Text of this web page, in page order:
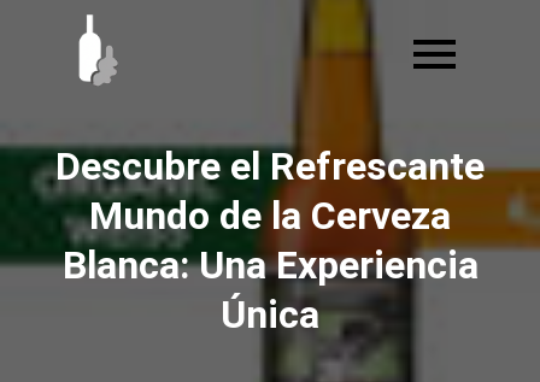
contenido
Descubre el Refrescante
Mundo de la Cerveza
Blanca: Una Experiencia
Única